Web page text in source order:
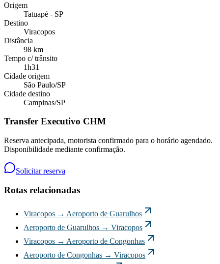
Origem
Tatuapé - SP
Destino
Viracopos
Distância
98 km
Tempo c/ trânsito
1h31
Cidade origem
São Paulo/SP
Cidade destino
Campinas/SP
Transfer Executivo CHM
Reserva antecipada, motorista confirmado para o horário agendado.
Disponibilidade mediante confirmação.
Solicitar reserva
Rotas relacionadas
Viracopos → Aeroporto de Guarulhos
Aeroporto de Guarulhos → Viracopos
Viracopos → Aeroporto de Congonhas
Aeroporto de Congonhas → Viracopos